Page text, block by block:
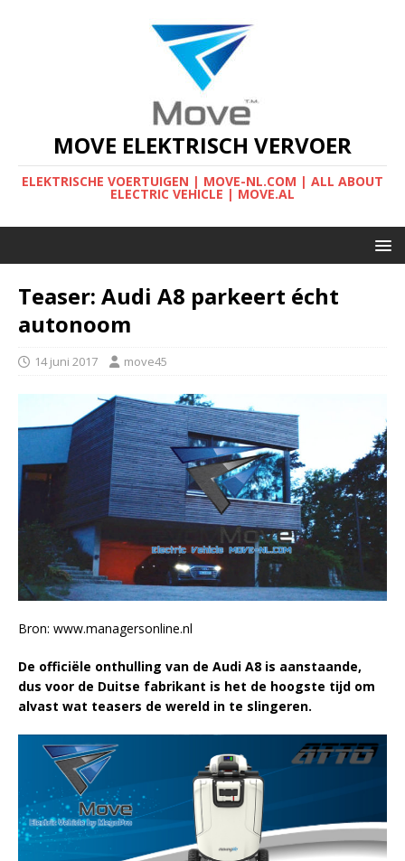
MOVE ELEKTRISCH VERVOER
ELEKTRISCHE VOERTUIGEN | MOVE-NL.COM | ALL ABOUT
ELECTRIC VEHICLE | MOVE.AL
Teaser: Audi A8 parkeert écht
autonoom
14 juni 2017 move45
Bron: www.managersonline.nl
De officiële onthulling van de Audi A8 is aanstaande,
dus voor de Duitse fabrikant is het de hoogste tijd om
alvast wat teasers de wereld in te slingeren.